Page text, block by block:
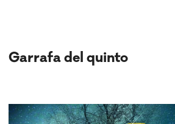
Garrafa del quinto